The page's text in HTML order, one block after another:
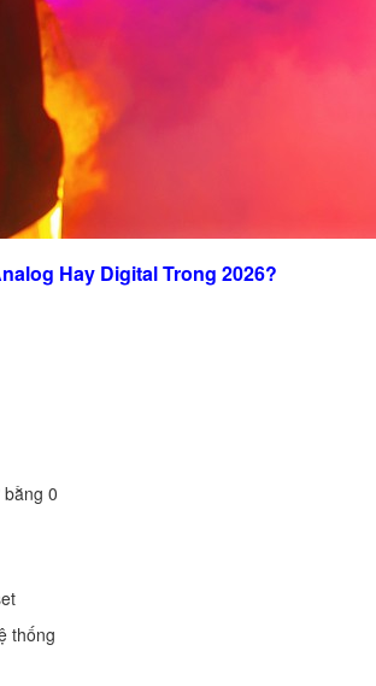
Hay Digital Trong 2026?
0
thống